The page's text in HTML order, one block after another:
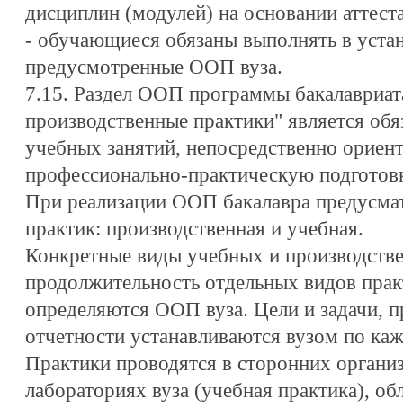
дисциплин (модулей) на основании
- обучающиеся обязаны выполнять в
предусмотренные ООП вуза.
7.15. Раздел ООП программы
производственные практики" является
учебных занятий, непосредственно
профессионально-практическую
При реализации ООП бакалавра
практик: производственная и учебная.
Конкретные виды учебных и
продолжительность отдельных видов
определяются ООП вуза. Цели и задачи,
отчетности устанавливаются вузом по
Практики проводятся в сторонних
лабораториях вуза (учебная практика),